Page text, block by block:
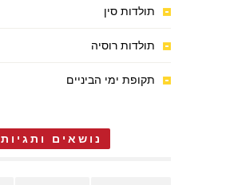
תולדות סין
תולדות רוסיה
תקופת ימי הביניים
נושאים ותגיות